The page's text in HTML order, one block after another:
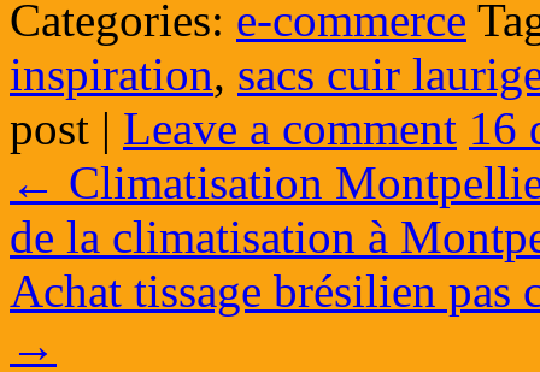
Categories: e-commerce
inspiration, sacs cuir
post | Leave a comment 16
← Climatisation
de la climatisation à
Achat tissage brésilien pas
→